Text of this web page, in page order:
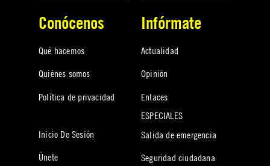
Conócenos
Qué hacemos
Quiénes somos
Política de privacidad
Inicio De Sesión
Únete
Infórmate
Actualidad
Opinión
Enlaces
ESPECIALES
Salida de emergencia
Seguridad ciudadana